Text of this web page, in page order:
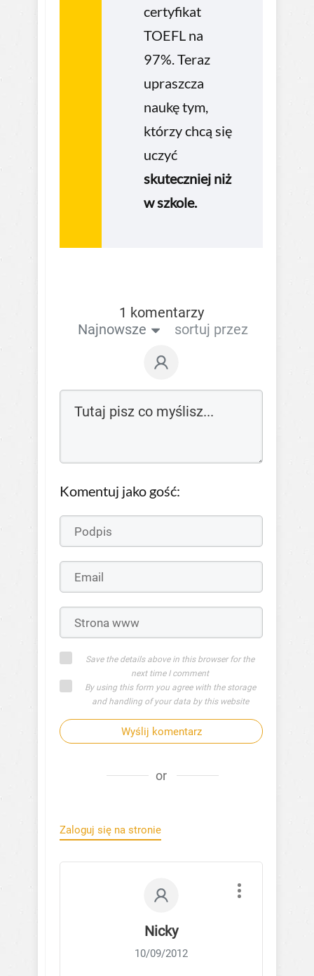
certyfikat
TOEFL na
97%. Teraz
upraszcza
naukę tym,
którzy chcą się
uczyć
skuteczniej niż
w szkole.
1 komentarzy
Najnowsze
sortuj przez
Komentuj jako gość:
Save the details above in this browser for the
next time I comment
By using this form you agree with the storage
and handling of your data by this website
Wyślij komentarz
or
Zaloguj się na stronie
Nicky
10/09/2012